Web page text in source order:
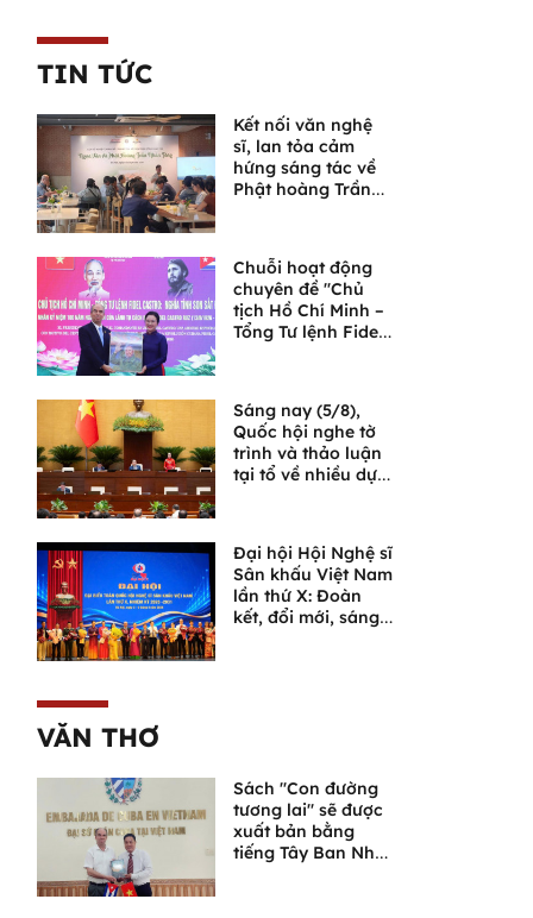
TIN TỨC
Kết nối văn nghệ
sĩ, lan tỏa cảm
hứng sáng tác về
Phật hoàng Trần
Chuỗi hoạt động
chuyên đề "Chủ
tịch Hồ Chí Minh –
Tổng Tư lệnh Fidel
Sáng nay (5/8),
Quốc hội nghe tờ
trình và thảo luận
tại tổ về nhiều dự
Đại hội Hội Nghệ sĩ
Sân khấu Việt Nam
lần thứ X: Đoàn
kết, đổi mới, sáng
VĂN THƠ
Sách "Con đường
tương lai" sẽ được
xuất bản bằng
tiếng Tây Ban Nha